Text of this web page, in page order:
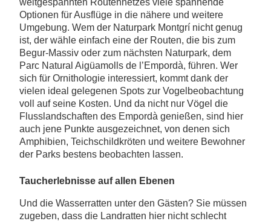
weitgespannten Routennetzes viele spannende
Optionen für Ausflüge in die nähere und weitere
Umgebung. Wem der Naturpark Montgrí nicht genug
ist, der wähle einfach eine der Routen, die bis zum
Begur-Massiv oder zum nächsten Naturpark, dem
Parc Natural Aigüamolls de l’Empordà, führen. Wer
sich für Ornithologie interessiert, kommt dank der
vielen ideal gelegenen Spots zur Vogelbeobachtung
voll auf seine Kosten. Und da nicht nur Vögel die
Flusslandschaften des Empordà genießen, sind hier
auch jene Punkte ausgezeichnet, von denen sich
Amphibien, Teichschildkröten und weitere Bewohner
der Parks bestens beobachten lassen.
Taucherlebnisse auf allen Ebenen
Und die Wasserratten unter den Gästen? Sie müssen
zugeben, dass die Landratten hier nicht schlecht